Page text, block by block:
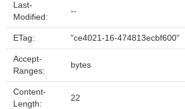
Last-
Modified:
--
ETag: "ce4021-16-474813ecbf600"
Accept-
Ranges:
bytes
Content-
Length:
22